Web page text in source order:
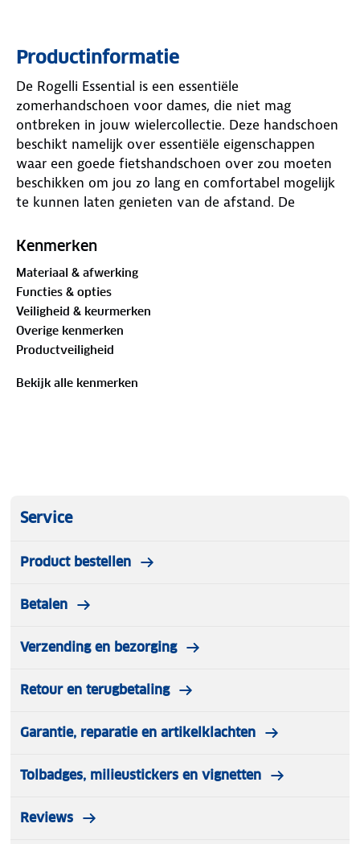
Productinformatie
De Rogelli Essential is een essentiële
zomerhandschoen voor dames, die niet mag
ontbreken in jouw wielercollectie. Deze handschoen
beschikt namelijk over essentiële eigenschappen
waar een goede fietshandschoen over zou moeten
beschikken om jou zo lang en comfortabel mogelijk
te kunnen laten genieten van de afstand. De
een uiterst comfortabele padding bestaande uit
klittenbandsluiting en de handige lusjes trek je de
Essential eenvoudig aan en uit. Met de badstof
duim veeg je het gezicht droog tijdens een
intensieve wielertocht op een warme zomerdag. De
combinatie van Dynaflex en Airflow stof biedt
zowel elasticiteit als ventilatie. De handschoen sluit
Kenmerken
Materiaal & afwerking
Functies & opties
Veiligheid & keurmerken
Overige kenmerken
Productveiligheid
Bekijk alle kenmerken
Service
Product bestellen
Betalen
Verzending en bezorging
Retour en terugbetaling
Garantie, reparatie en artikelklachten
Tolbadges, milieustickers en vignetten
Reviews